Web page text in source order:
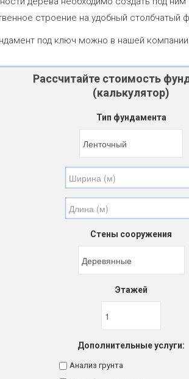
строение на удобный столбчатый
под ключ можно в нашей компании
Рассчитайте стоимость
(калькулятор)
Тип фундамента
Стены сооружения
Этажей
Дополнительные услуги:
Анализ грунта